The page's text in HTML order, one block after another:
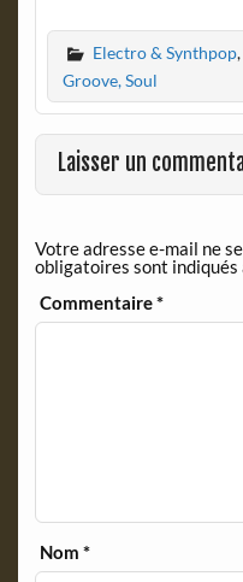
c
e
b
o
o
k
i
n
t
F
r
i
e
n
l
y
Electro & Synthpop,
Groove, Soul
Laisser un
Votre adresse e-mail ne
obligatoires sont indiqués
Commentaire*
Nom*